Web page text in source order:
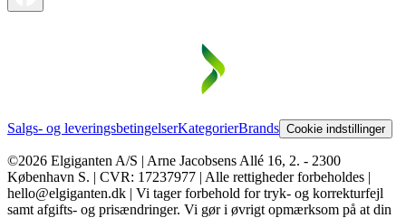
Salgs- og leveringsbetingelserKategorierBrands Cookie indstillinger
©2026 Elgiganten A/S | Arne Jacobsens Allé 16, 2. - 2300
København S. | CVR: 17237977 | Alle rettigheder forbeholdes |
hello@elgiganten.dk | Vi tager forbehold for tryk- og korrekturfejl
samt afgifts- og prisændringer. Vi gør i øvrigt opmærksom på at din